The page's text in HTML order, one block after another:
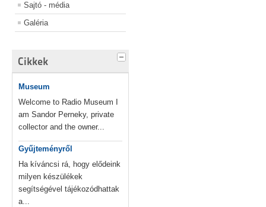
Sajtó - média
Galéria
Cikkek
Museum
Welcome to Radio Museum I
am Sandor Perneky, private
collector and the owner...
Gyűjteményről
Ha kíváncsi rá, hogy elődeink
milyen készülékek
segítségével tájékozódhattak
a...